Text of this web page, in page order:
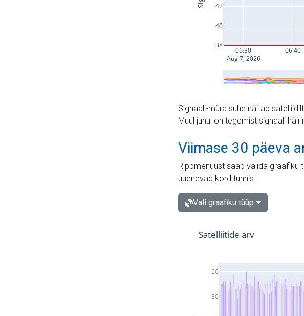
Signaali-müra suhe näitab
Muul juhul on tegemist signaali
Viimase 30 päeva
Rippmenüüst saab valida
uuenevad kord tunnis.
Vali graafiku tüüp
50
60
Satelliitide arv